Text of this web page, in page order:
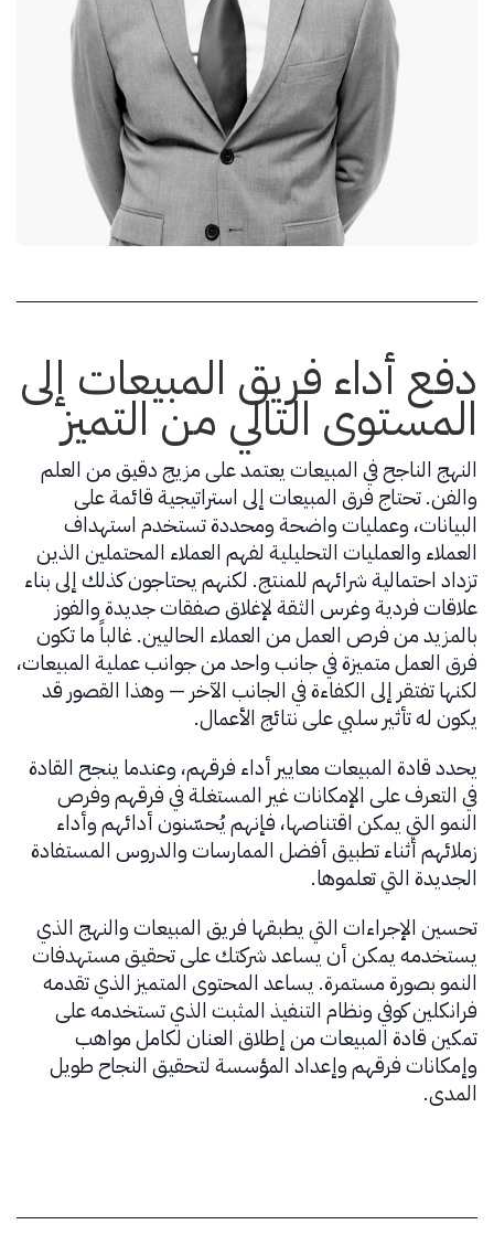
دفع أداء فريق المبيعات إلى
المستوى التالي من التميز
النهج الناجح في المبيعات يعتمد على مزيج دقيق من العلم
والفن. تحتاج فرق المبيعات إلى استراتيجية قائمة على
البيانات، وعمليات واضحة ومحددة تستخدم استهداف
العملاء والعمليات التحليلية لفهم العملاء المحتملين الذين
تزداد احتمالية شرائهم للمنتج. لكنهم يحتاجون كذلك إلى بناء
علاقات فردية وغرس الثقة لإغلاق صفقات جديدة والفوز
بالمزيد من فرص العمل من العملاء الحاليين. غالباً ما تكون
فرق العمل متميزة في جانب واحد من جوانب عملية المبيعات،
لكنها تفتقر إلى الكفاءة في الجانب الآخر — وهذا القصور قد
يكون له تأثير سلبي على نتائج الأعمال.
يحدد قادة المبيعات معايير أداء فرقهم، وعندما ينجح القادة
في التعرف على الإمكانات غير المستغلة في فرقهم وفرص
النمو التي يمكن اقتناصها، فإنهم يُحسّنون أدائهم وأداء
زملائهم أثناء تطبيق أفضل الممارسات والدروس المستفادة
الجديدة التي تعلموها.
تحسين الإجراءات التي يطبقها فريق المبيعات والنهج الذي
يستخدمه يمكن أن يساعد شركتك على تحقيق مستهدفات
النمو بصورة مستمرة. يساعد المحتوى المتميز الذي تقدمه
فرانكلين كوفي ونظام التنفيذ المثبت الذي تستخدمه على
تمكين قادة المبيعات من إطلاق العنان لكامل مواهب
وإمكانات فرقهم وإعداد المؤسسة لتحقيق النجاح طويل
المدى.